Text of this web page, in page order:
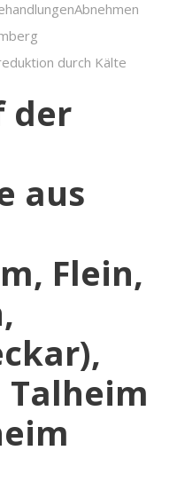
durch Kälte
der
aus
Flein,